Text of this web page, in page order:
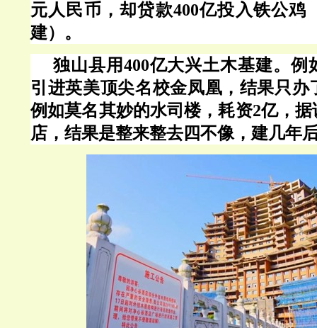
元人民币，却贷款400亿投入铁公鸡
建）。
独山县用400亿大兴土木基建。例
引进英美顶尖名校金凤凰，结果只办
例如莫名其妙的水司楼，耗资2亿，
店，结果是整来整去四不像，建几年